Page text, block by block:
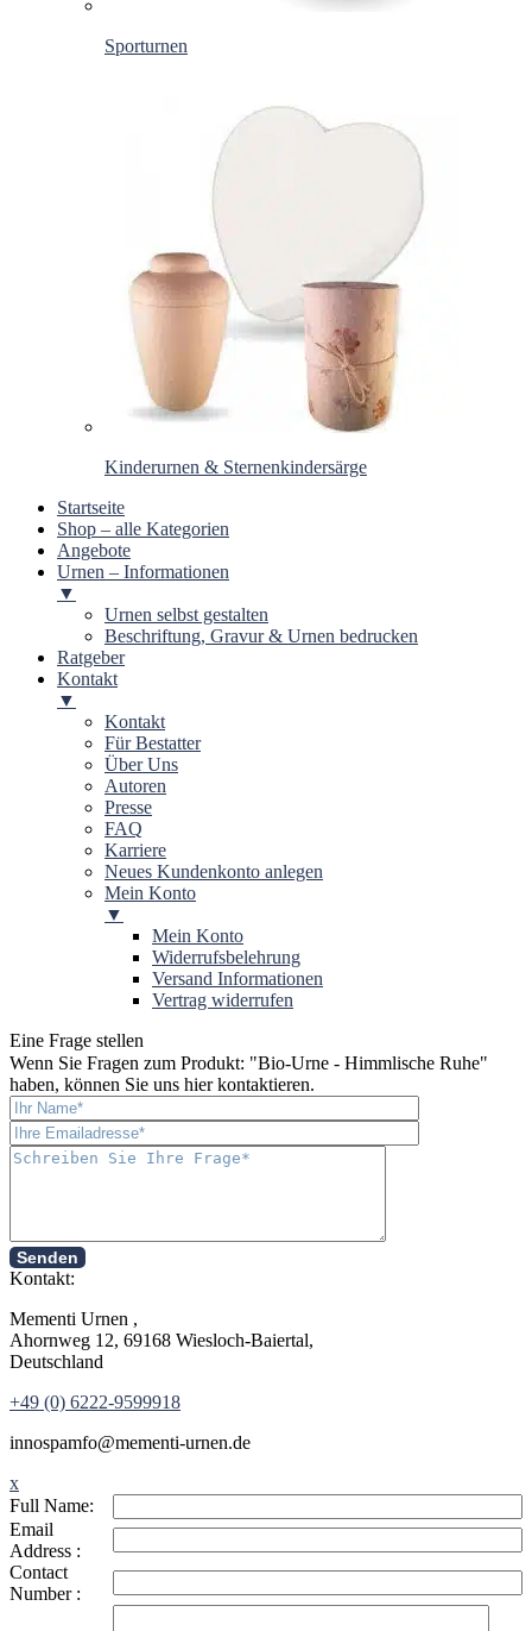
Sporturnen
Kinderurnen & Sternenkindersärge
Startseite
Shop – alle Kategorien
Angebote
Urnen – Informationen
▼
Urnen selbst gestalten
Beschriftung, Gravur & Urnen bedrucken
Ratgeber
Kontakt
▼
Kontakt
Für Bestatter
Über Uns
Autoren
Presse
FAQ
Karriere
Neues Kundenkonto anlegen
Mein Konto
▼
Mein Konto
Widerrufsbelehrung
Versand Informationen
Vertrag widerrufen
Eine Frage stellen
Wenn Sie Fragen zum Produkt: "Bio-Urne - Himmlische Ruhe"
haben, können Sie uns hier kontaktieren.
Senden
Kontakt:
Mementi Urnen ,
Ahornweg 12, 69168 Wiesloch-Baiertal,
Deutschland
+49 (0) 6222-9599918
innospamfo@mementi-urnen.de
x
Full Name:
Email
Address :
Contact
Number :